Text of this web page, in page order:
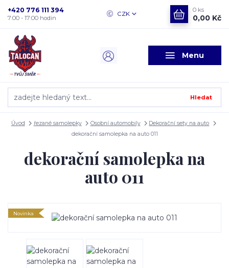
Menu
CZK
Hledat
+420 776 111 394
7:00 - 17:00 hodin
0 ks
0,00 Kč
Úvod řezané samolepky Osobní automobily
Dekorační sety na auto
dekorační samolepka na auto 011
dekorační samolepka na
auto 011
Novinka